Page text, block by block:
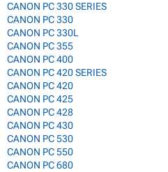
CANON PC 330 SERIES
CANON PC 330
CANON PC 330L
CANON PC 355
CANON PC 400
CANON PC 420 SERIES
CANON PC 420
CANON PC 425
CANON PC 428
CANON PC 430
CANON PC 530
CANON PC 550
CANON PC 680